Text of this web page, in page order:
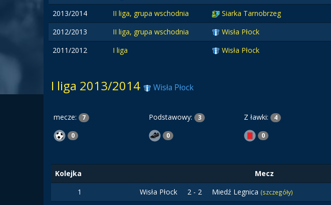
2013/2014
II liga, grupa wschodnia Siarka Tarnobrzeg
2012/2013
II liga, grupa wschodnia Wisła Płock
2011/2012
I liga Wisła Płock
I liga 2013/2014 Wisła Płock
mecze: 7 Podstawowy: 3 Z ławki: 4
0 0 0
Kolejka Mecz
1
Wisła Płock 2 - 2 Miedź Legnica (szczegóły)